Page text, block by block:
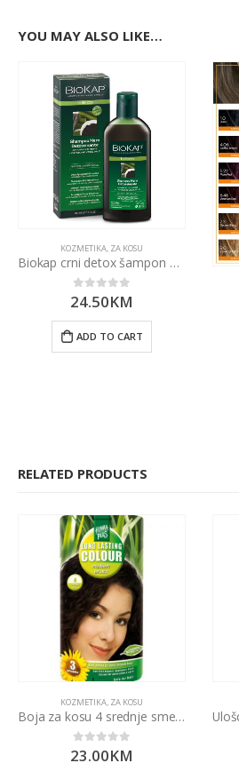
YOU MAY ALSO LIKE…
KOZMETIKA, ZA KOSU
Biokap crni detox šampon 200ml
0 out of 5
24.50KM
ADD TO CART
RELATED PRODUCTS
KOZMETIKA, ZA KOSU
Boja za kosu 4 srednje smeđa 100ml
0out of 5
23.00KM